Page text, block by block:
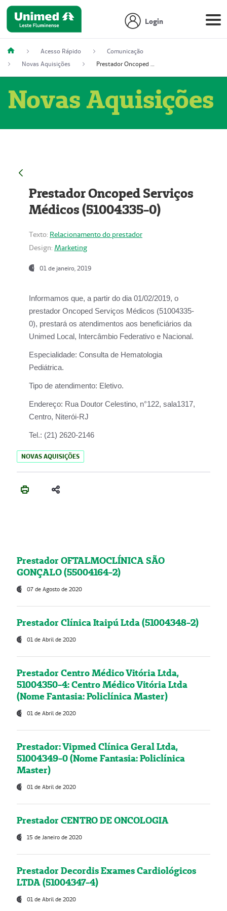
Login
Acesso Rápido
Comunicação
Novas Aquisições
Prestador Oncoped Serviços Médicos (51004335-0)
Novas Aquisições
Prestador Oncoped Serviços
Médicos (51004335-0)
Texto: Relacionamento do prestador
Design: Marketing
01 de janeiro, 2019
Informamos que, a partir do dia 01/02/2019, o
prestador Oncoped Serviços Médicos (51004335-
0), prestará os atendimentos aos beneficiários da
Unimed Local, Intercâmbio Federativo e Nacional.
Especialidade: Consulta de Hematologia
Pediátrica.
Tipo de atendimento: Eletivo.
Endereço: Rua Doutor Celestino, n°122, sala1317,
Centro, Niterói-RJ
Tel.: (21) 2620-2146
NOVAS AQUISIÇÕES
Prestador OFTALMOCLÍNICA SÃO
GONÇALO (55004164-2)
07 de Agosto de 2020
Prestador Clínica Itaipú Ltda (51004348-2)
01 de Abril de 2020
Prestador Centro Médico Vitória Ltda,
51004350-4: Centro Médico Vitória Ltda
(Nome Fantasia: Policlínica Master)
01 de Abril de 2020
Prestador: Vipmed Clínica Geral Ltda,
51004349-0 (Nome Fantasia: Policlínica
Master)
01 de Abril de 2020
Prestador CENTRO DE ONCOLOGIA
15 de Janeiro de 2020
Prestador Decordis Exames Cardiológicos
LTDA (51004347-4)
01 de Abril de 2020